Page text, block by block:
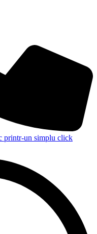
printr-un simplu click